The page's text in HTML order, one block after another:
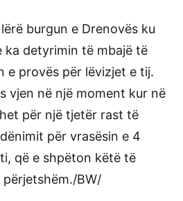
burgun e Drenovës ku
ka detyrimin të mbajë të
e provës për lëvizjet e tij.
vjen në një moment kur në
për një tjetër rast të
për vrasësin e 4
që e shpëton këtë të
BW/